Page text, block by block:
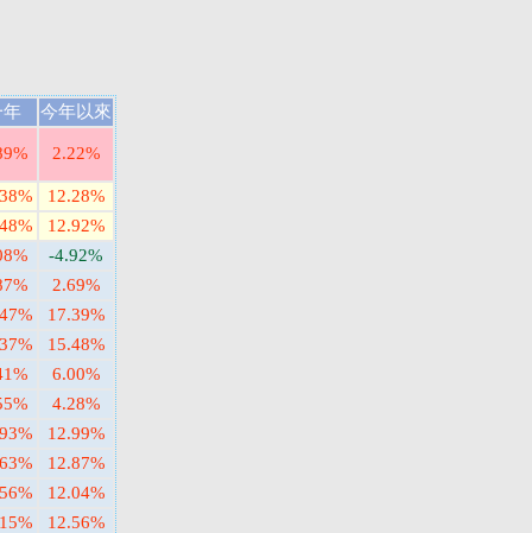
年 今年以來
2.22%
12.28%
12.92%
-4.92%
2.69%
17.39%
15.48%
6.00%
4.28%
12.99%
12.87%
12.04%
12.56%